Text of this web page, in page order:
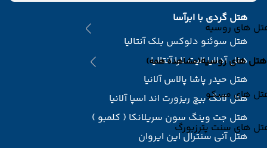
های روسیه
هتل های روسیه(مشاهده همه)
های مسکو
های سنت پترزبورگ
هتل گردی با ابرآسا
هتل سوئنو دلوکس بلک آنتالیا
هتل آدالیا الیت لارا آنتالیا
هتل حیدر پاشا پالاس آلانیا
هتل لانگ بیچ ریزورت اند اسپا آلانیا
هتل جت وینگ سون سریلانکا ( کلمبو )
هتل آنی سنترال این ایروان